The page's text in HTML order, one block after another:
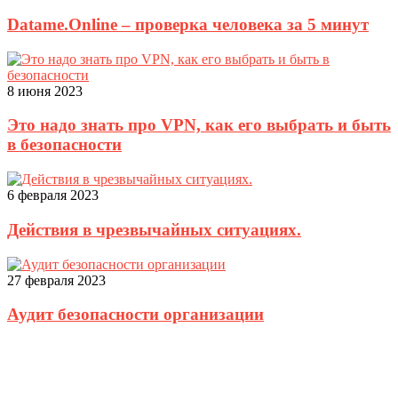
Datame.Online – проверка человека за 5 минут
8 июня 2023
Это надо знать про VPN, как его выбрать и быть
в безопасности
6 февраля 2023
Действия в чрезвычайных ситуациях.
27 февраля 2023
Аудит безопасности организации